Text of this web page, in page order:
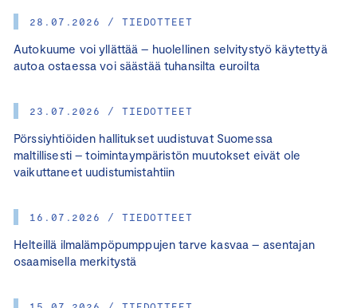
28.07.2026 / TIEDOTTEET
Autokuume voi yllättää – huolellinen selvitystyö käytettyä
autoa ostaessa voi säästää tuhansilta euroilta
23.07.2026 / TIEDOTTEET
Pörssiyhtiöiden hallitukset uudistuvat Suomessa
maltillisesti – toimintaympäristön muutokset eivät ole
vaikuttaneet uudistumistahtiin
16.07.2026 / TIEDOTTEET
Helteillä ilmalämpöpumppujen tarve kasvaa – asentajan
osaamisella merkitystä